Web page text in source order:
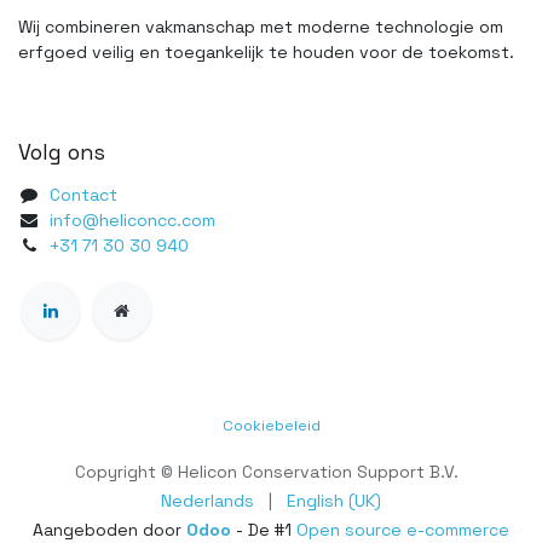
Wij combineren vakmanschap met moderne technologie om
erfgoed veilig en toegankelijk te houden voor de toekomst.
Volg ons
Contact
info@heliconcc.com
+31 71 30 30 940
Cookiebeleid
Copyright © Helicon Conservation Support B.V.
Nederlands
|
English (UK)
Aangeboden door Odoo - De #1 Open source e-commerce